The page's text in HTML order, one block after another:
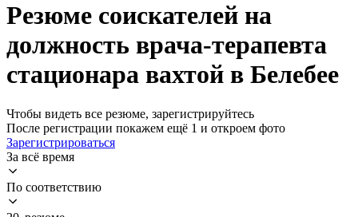
Резюме соискателей на
должность врача-терапевта
стационара вахтой в Белебее
Чтобы видеть все резюме, зарегистрируйтесь
После регистрации покажем ещё 1 и откроем фото
Зарегистрироваться
За всё время
По соответствию